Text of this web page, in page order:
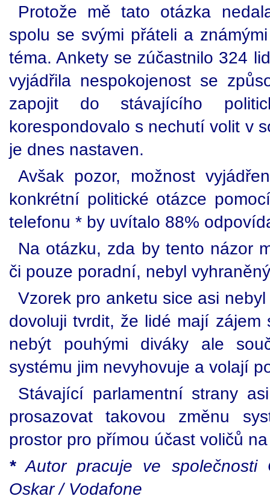
Protože mě tato otázka
spolu se svými přáteli a
téma. Ankety se zúčastnilo 324
vyjádřila nespokojenost se
zapojit do stávajícího
korespondovalo s nechutí volit v
je dnes nastaven.
Avšak pozor, možnost
konkrétní politické otázce
telefonu * by uvítalo 88%
Na otázku, zda by tento názor
či pouze poradní, nebyl
Vzorek pro anketu sice asi
dovoluji tvrdit, že lidé mají zájem
nebýt pouhými diváky ale
systému jim nevyhovuje a volají
Stávající parlamentní strany
prosazovat takovou změnu
prostor pro přímou účast voličů
*Autor pracuje ve společnosti
Oskar / Vodafone